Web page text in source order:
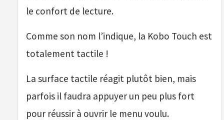
le confort de lecture.
Comme son nom l’indique, la Kobo Touch est
totalement tactile !
La surface tactile réagit plutôt bien, mais
parfois il faudra appuyer un peu plus fort
pour réussir à ouvrir le menu voulu.